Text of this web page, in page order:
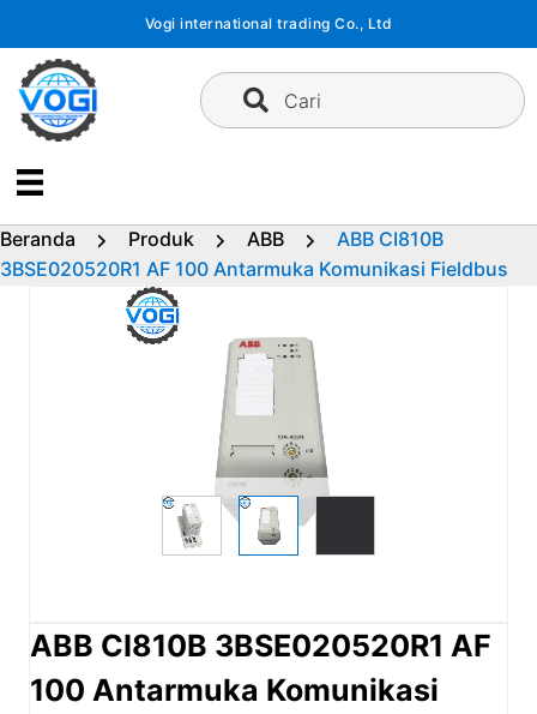
konten
Vogi international trading Co., Ltd
Cari
Beranda Produk ABB
ABB CI810B
3BSE020520R1 AF 100 Antarmuka Komunikasi Fieldbus
ABB CI810B 3BSE020520R1 AF
100 Antarmuka Komunikasi